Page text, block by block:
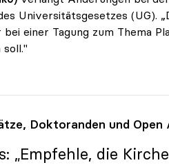
Universitätsgesetzes (UG).
einer Tagung zum Thema
soll."
Doktoranden und Open
„Empfehle, die